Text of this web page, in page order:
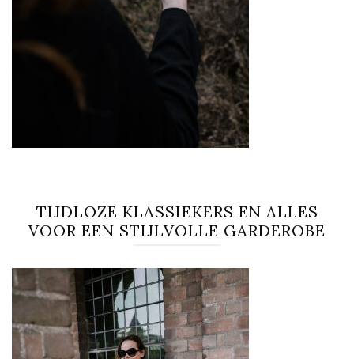
TIJDLOZE KLASSIEKERS EN ALLES
VOOR EEN STIJLVOLLE GARDEROBE